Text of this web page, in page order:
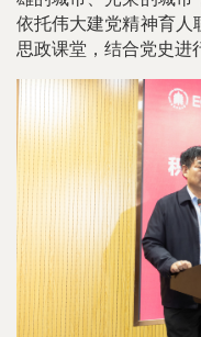
依托伟大建党精神育人
思政课堂，结合党史进